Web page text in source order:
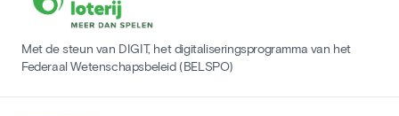
Met de steun van DIGIT, het digitaliseringsprogramma van het
Federaal Wetenschapsbeleid (BELSPO)